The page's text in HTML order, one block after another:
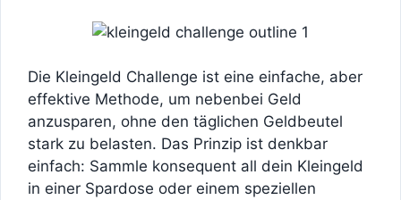
Die Kleingeld Challenge ist eine einfache, aber
effektive Methode, um nebenbei Geld
anzusparen, ohne den täglichen Geldbeutel
stark zu belasten. Das Prinzip ist denkbar
einfach: Sammle konsequent all dein Kleingeld
in einer Spardose oder einem speziellen